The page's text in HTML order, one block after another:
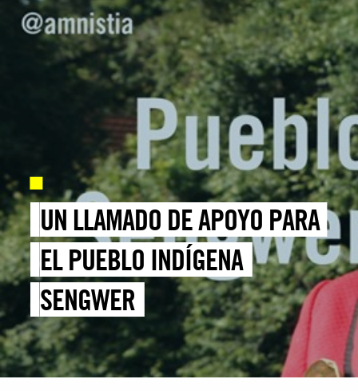
UN LLAMADO DE APOYO PARA
EL PUEBLO INDÍGENA
SENGWER